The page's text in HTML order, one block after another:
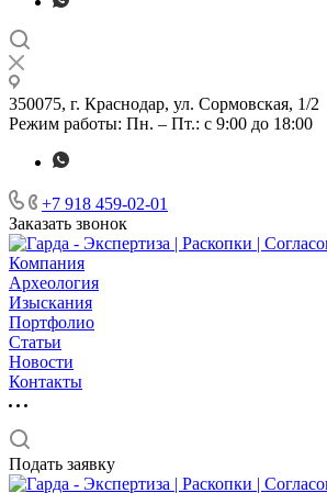
350075, г. Краснодар, ул. Сормовская, 1/2
Режим работы: Пн. – Пт.: с 9:00 до 18:00
+7 918 459-02-01
Заказать звонок
Компания
Археология
Изыскания
Портфолио
Статьи
Новости
Контакты
Подать заявку